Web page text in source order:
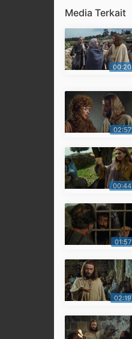
Media Terkait
00:20
02:57
00:44
01:57
02:19